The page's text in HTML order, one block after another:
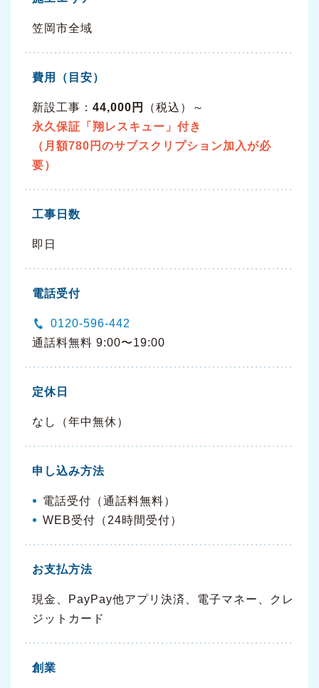
笠岡市全域
費用（目安）
新設工事： 44,000円
（税込）～
永久保証「翔レスキュー」付き
（月額780円のサブスクリプション加入が必
要）
工事日数
即日
電話受付
0120-596-442
通話料無料 9:00〜19:00
定休日
なし（年中無休）
申し込み方法
電話受付（通話料無料）
WEB受付（24時間受付）
お支払方法
現金、PayPay他アプリ決済、電子マネー、クレ
ジットカード
創業